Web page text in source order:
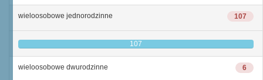
107
wieloosobowe jednorodzinne
107
6
wieloosobowe dwurodzinne